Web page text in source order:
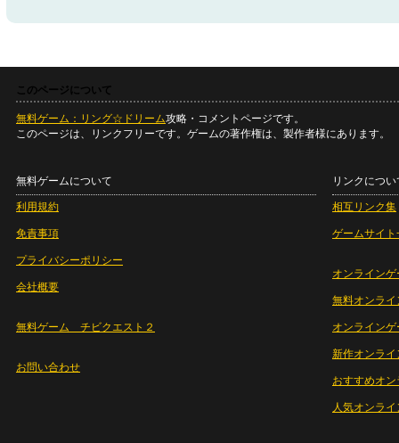
このページについて
無料ゲーム：リング☆ドリーム攻略・コメントページです。
このページは、リンクフリーです。ゲームの著作権は、製作者様にあります。
無料ゲームについて
利用規約
免責事項
プライバシーポリシー
会社概要
無料ゲーム チビクエスト２
お問い合わせ
リンクについ
相互リンク集
ゲームサイト
オンラインゲ
無料オンライ
オンライン
新作オンライ
おすすめオ
人気オンラ